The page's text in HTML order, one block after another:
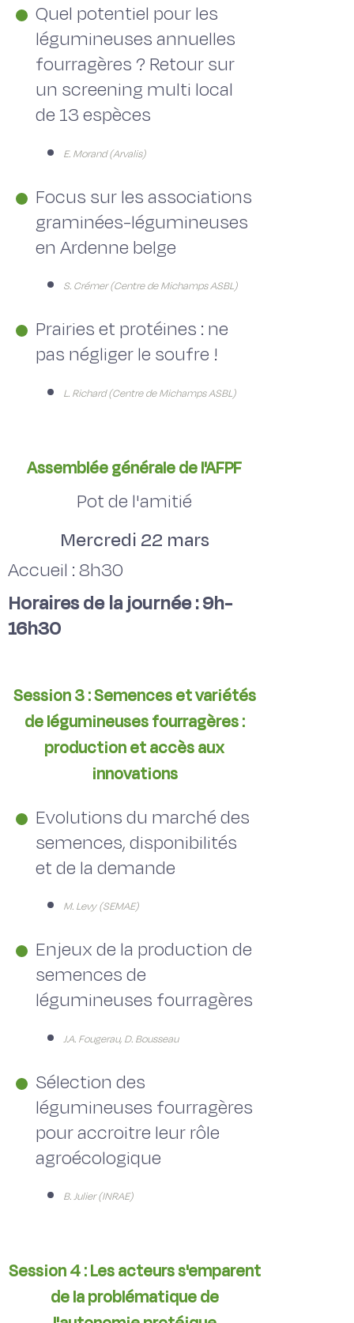
Quel potentiel pour les
légumineuses annuelles
fourragères ? Retour sur
un screening multi local
de 13 espèces
E. Morand (Arvalis)
Focus sur les associations
graminées-légumineuses
en Ardenne belge
S. Crémer (Centre de Michamps ASBL)
Prairies et protéines : ne
pas négliger le soufre !
L. Richard (Centre de Michamps ASBL)
Assemblée générale de l'AFPF
Pot de l'amitié
Mercredi 22 mars
Accueil : 8h30
Horaires de la journée : 9h-
16h30
Session 3 : Semences et variétés
de légumineuses fourragères :
production et accès aux
innovations
Evolutions du marché des
semences, disponibilités
et de la demande
M. Levy (SEMAE)
Enjeux de la production de
semences de
légumineuses fourragères
J.A. Fougerau, D. Bousseau
Sélection des
légumineuses fourragères
pour accroitre leur rôle
agroécologique
B. Julier (INRAE)
Session 4 : Les acteurs s'emparent
de la problématique de